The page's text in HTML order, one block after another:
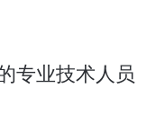
专业技术人员